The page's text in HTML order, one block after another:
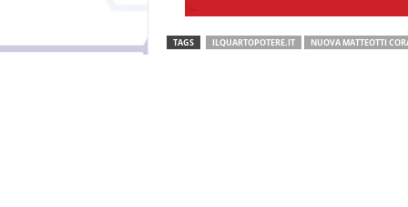
TAGS ILQUARTOPOTERE.IT NUOVA MATTEOTTI